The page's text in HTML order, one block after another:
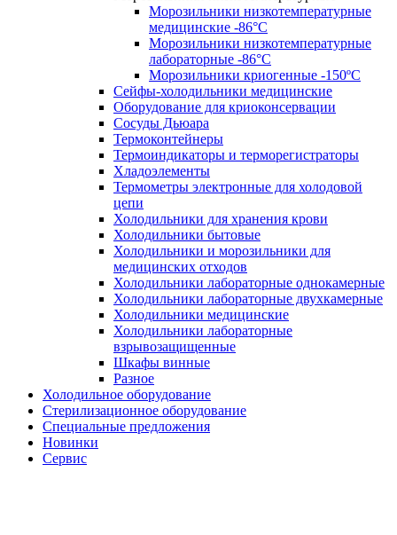
Морозильники низкотемпературные
медицинские -86°С
Морозильники низкотемпературные
лабораторные -86°С
Морозильники криогенные -150ºC
Сейфы-холодильники медицинские
Оборудование для криоконсервации
Сосуды Дьюара
Термоконтейнеры
Термоиндикаторы и терморегистраторы
Хладоэлементы
Термометры электронные для холодовой
цепи
Холодильники для хранения крови
Холодильники бытовые
Холодильники и морозильники для
медицинских отходов
Холодильники лабораторные однокамерные
Холодильники лабораторные двухкамерные
Холодильники медицинские
Холодильники лабораторные
взрывозащищенные
Шкафы винные
Разное
Холодильное оборудование
Стерилизационное оборудование
Специальные предложения
Новинки
Сервис